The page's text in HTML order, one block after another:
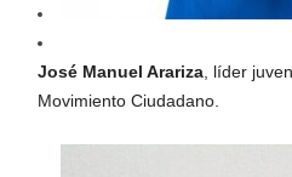
José Manuel Arariza, líder
Movimiento Ciudadano.